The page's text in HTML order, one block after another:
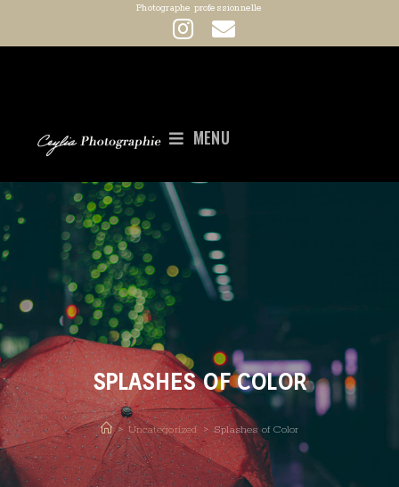
Photographe professionnelle
MENU
SPLASHES OF COLOR
> Uncategorized > Splashes of Color